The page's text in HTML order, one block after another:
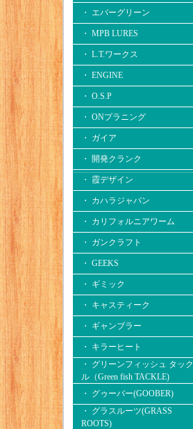
・ エバーグリーン
・ MPB LURES
・ L.T.ワークス
・ ENGINE
・ O.S.P
・ ONプラニング
・ ガイア
・ 開発クランク
・ 霞デザイン
・ カハラジャパン
・ カリフォルニアワーム
・ ガンクラフト
・ GEEKS
・ ギミック
・ キャスティーク
・ ギャンブラー
・ キラーヒート
・ グリーンフィッシュ タック
ル（Green fish TACKLE)
・ グゥーバー(GOOBER)
・ グラスルーツ(GRASS
ROOTS)